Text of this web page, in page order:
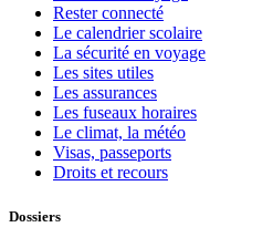
Rester connecté
Le calendrier scolaire
La sécurité en voyage
Les sites utiles
Les assurances
Les fuseaux horaires
Le climat, la météo
Visas, passeports
Droits et recours
Dossiers